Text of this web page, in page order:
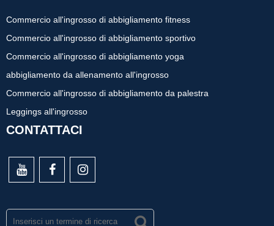
Commercio all'ingrosso di abbigliamento fitness
Commercio all'ingrosso di abbigliamento sportivo
Commercio all'ingrosso di abbigliamento yoga
abbigliamento da allenamento all'ingrosso
Commercio all'ingrosso di abbigliamento da palestra
Leggings all'ingrosso
CONTATTACI